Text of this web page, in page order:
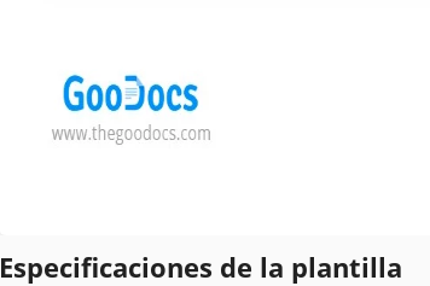
Especificaciones de la plantilla